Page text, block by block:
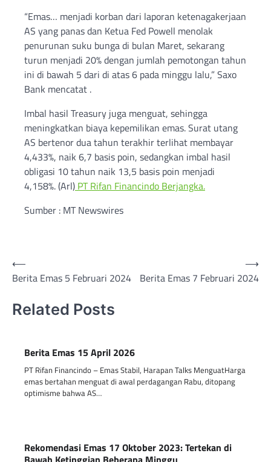
“Emas… menjadi korban dari laporan ketenagakerjaan
AS yang panas dan Ketua Fed Powell menolak
penurunan suku bunga di bulan Maret, sekarang
turun menjadi 20% dengan jumlah pemotongan tahun
ini di bawah 5 dari di atas 6 pada minggu lalu,” Saxo
Bank mencatat .
Imbal hasil Treasury juga menguat, sehingga
meningkatkan biaya kepemilikan emas. Surat utang
AS bertenor dua tahun terakhir terlihat membayar
4,433%, naik 6,7 basis poin, sedangkan imbal hasil
obligasi 10 tahun naik 13,5 basis poin menjadi
4,158%. (Arl) PT Rifan Financindo Berjangka.
Sumber : MT Newswires
Post
navigation
⟵
Berita Emas 5 Februari 2024
Berita Emas 7 Februari 2024
⟶
Related Posts
Berita Emas 15 April 2026
PT Rifan Financindo – Emas Stabil, Harapan Talks MenguatHarga
emas bertahan menguat di awal perdagangan Rabu, ditopang
optimisme bahwa AS…
Rekomendasi Emas 17 Oktober 2023: Tertekan di